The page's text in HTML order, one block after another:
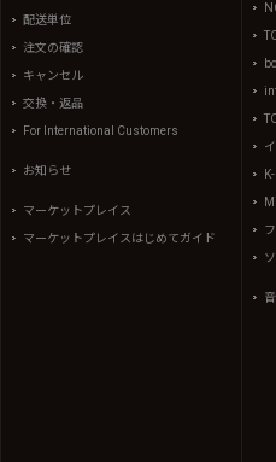
配送単位
注文の確認
キャンセル
交換・返品
For International Customers
お知らせ
マーケットプレイス
マーケットプレイスはじめてガイド